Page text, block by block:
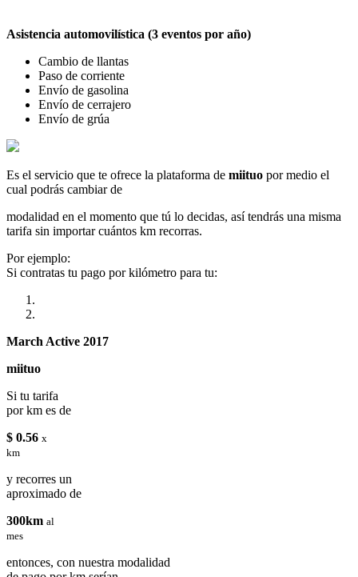
Asistencia automovilística (3 eventos por año)
Cambio de llantas
Paso de corriente
Envío de gasolina
Envío de cerrajero
Envío de grúa
Es el servicio que te ofrece la plataforma de miituo por medio el
cual podrás cambiar de
modalidad en el momento que tú lo decidas, así tendrás una misma
tarifa sin importar cuántos km recorras.
Por ejemplo:
Si contratas tu pago por kilómetro para tu:
March Active 2017
miituo
Si tu tarifa
por km es de
$ 0.56 x
km
y recorres un
aproximado de
300km al
mes
entonces, con nuestra modalidad